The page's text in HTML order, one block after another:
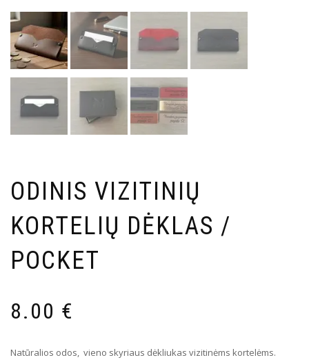
ODINIS VIZITINIŲ
KORTELIŲ DĖKLAS /
POCKET
8.00 €
Natūralios odos, vieno skyriaus dėkliukas vizitinėms kortelėms.